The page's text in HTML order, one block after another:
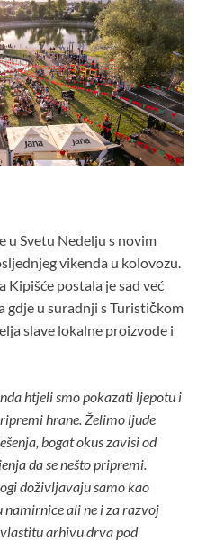
u Svetu Nedelju s novim
vikenda u kolovozu.
Kipišće postala je sad već
gdje u suradnji s Turističkom
slave lokalne proizvode i
htjeli smo pokazati ljepotu i
hrane. Želimo ljude
bogat okus zavisi od
da se nešto pripremi.
doživljavaju samo kao
ali ne i za razvoj
arhivu drva pod